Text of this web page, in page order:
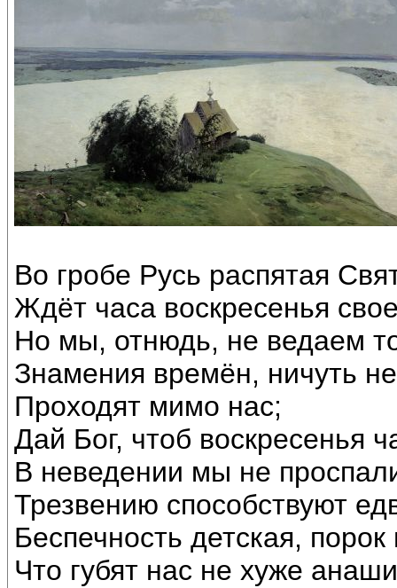
Во гробе Русь распятая
Ждёт часа воскресенья
Но мы, отнюдь, не ведаем
Знамения времён, ничуть
Проходят мимо нас;
Дай Бог, чтоб воскресенья
В неведении мы не
Трезвению способствуют
Беспечность детская,
Что губят нас не хуже